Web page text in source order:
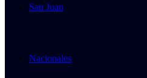
San Juan
Nacionales